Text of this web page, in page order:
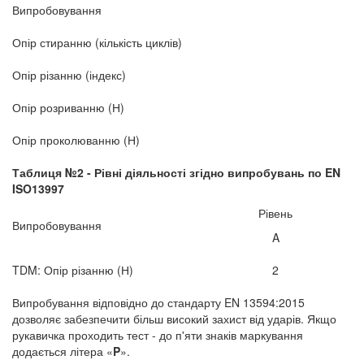
Випробовування
Опір стиранню (кількість циклів)
Опір різанню (індекс)
Опір розриванню (Н)
Опір проколюванню (Н)
Таблиця №2 - Рівні діяльності згідно випробувань по EN
ISO13997
Випробовування
Рівень
A
TDM: Опір різанню (Н)
2
Випробування відповідно до стандарту EN 13594:2015
дозволяє забезпечити більш високий захист від ударів. Якщо
рукавичка проходить тест - до п'яти знаків маркування
додається літера «P».